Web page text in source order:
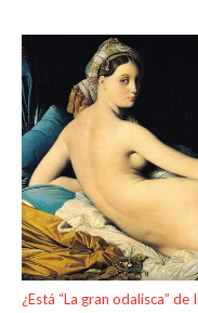
¿Está “La gran odalisca” de